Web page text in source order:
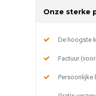
Onze sterke
De hoogste
Factuur
Persoonlijke